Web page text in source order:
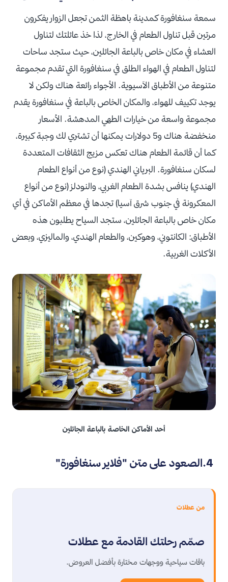
سمعة سنغافورة كمدينة باهظة الثمن تجعل الزوار يفكرون
مرتين قبل تناول الطعام في الخارج، لذا خذ عائلتك لتناول
العشاء في مكان خاص بالباعة الجائلين، حيث ستجد ساحات
لتناول الطعام في الهواء الطلق في سنغافورة التي تقدم مجموعة
متنوعة من الأطباق الآسيوية. الأجواء رائعة هناك ولكن لا
يوجد تكييف للهواء، والمكان الخاص بالباعة في سنغافورة يقدم
مجموعة واسعة من خيارات الطهي المدهشة. الأسعار
منخفضة هناك و5 دولارات يمكنها أن تشتري لك وجبة كبيرة،
كما أن قائمة الطعام هناك تعكس مزيج الثقافات المتعددة
لسكان سنغافورة. البرياني الهندي (نوع من أنواع الطعام
الهندي) ينافس بشدة الطعام الغربي، والنودلز (نوع من أنواع
المعكرونة في جنوب شرق آسيا) تجدها في معظم الأماكن في أي
مكان خاص بالباعة الجائلين، ستجد السياح يطلبون هذه
الأطباق: الكانتوني، وهوكين، والطعام الهندي، والماليزي، وبعض
الأكلات الغربية.
أحد الأماكن الخاصة بالباعة الجائلين
من عطلات
صمّم رحلتك القادمة مع عطلات
باقات سياحية ووجهات مختارة بأفضل العروض.